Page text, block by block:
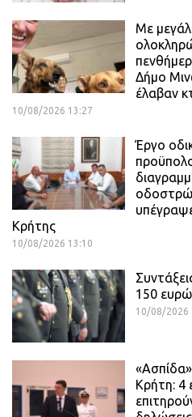
Με
Δήμο
έλαβαν
10/08/2026 13:27
Έργο
Κρήτης
10/08/2026 13:10
150 ευρώ
10/08/2026
Κρήτη: 4